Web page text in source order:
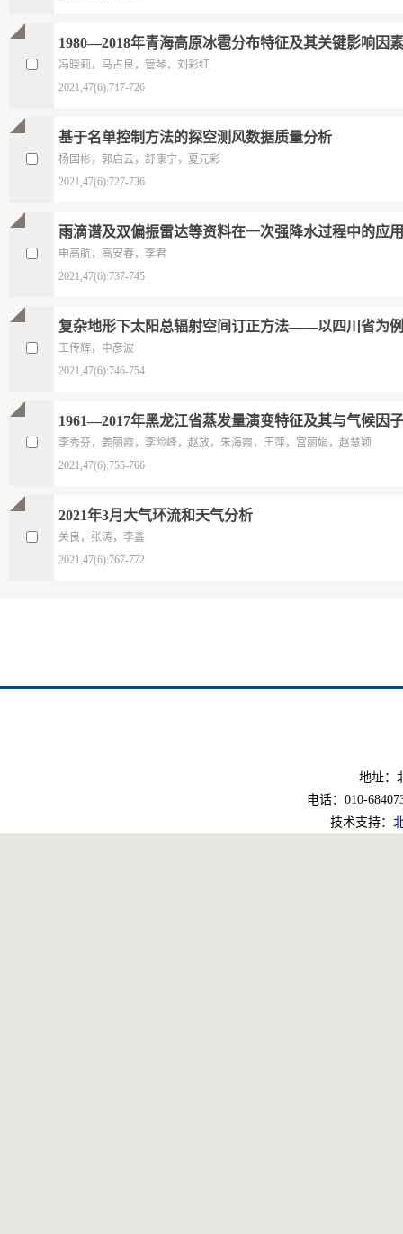
1980—2018年青海高原冰雹分布特征及其关键影响因
冯晓莉，马占良，管琴，刘彩红
2021,47(6):717-726
基于名单控制方法的探空测风数据质量分析
杨国彬，郭启云，舒康宁，夏元彩
2021,47(6):727-736
雨滴谱及双偏振雷达等资料在一次强降水过程中的应用
申高航，高安春，李君
2021,47(6):737-745
复杂地形下太阳总辐射空间订正方法——以四川省为例
王传辉，申彦波
2021,47(6):746-754
1961—2017年黑龙江省蒸发量演变特征及其与气候因
李秀芬，姜丽霞，李险峰，赵放，朱海霞，王萍，宫丽娟，赵慧颖
2021,47(6):755-766
2021年3月大气环流和天气分析
关良，张涛，李鑫
2021,47(6):767-772
地址：
电话：010-
技术支持：